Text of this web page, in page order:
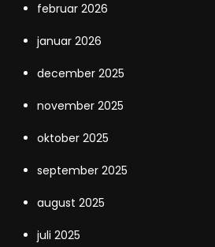
februar 2026
januar 2026
december 2025
november 2025
oktober 2025
september 2025
august 2025
juli 2025